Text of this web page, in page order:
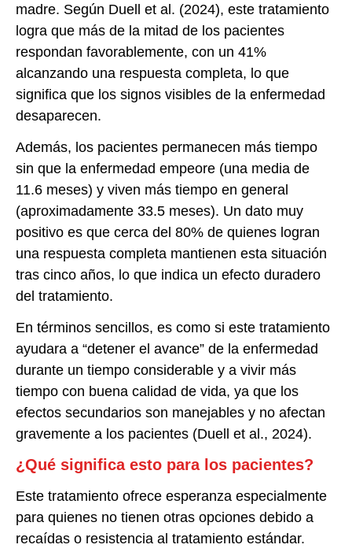
madre. Según Duell et al. (2024), este tratamiento
logra que más de la mitad de los pacientes
respondan favorablemente, con un 41%
alcanzando una respuesta completa, lo que
significa que los signos visibles de la enfermedad
desaparecen.
Además, los pacientes permanecen más tiempo
sin que la enfermedad empeore (una media de
11.6 meses) y viven más tiempo en general
(aproximadamente 33.5 meses). Un dato muy
positivo es que cerca del 80% de quienes logran
una respuesta completa mantienen esta situación
tras cinco años, lo que indica un efecto duradero
del tratamiento.
En términos sencillos, es como si este tratamiento
ayudara a “detener el avance” de la enfermedad
durante un tiempo considerable y a vivir más
tiempo con buena calidad de vida, ya que los
efectos secundarios son manejables y no afectan
gravemente a los pacientes (Duell et al., 2024).
¿Qué significa esto para los pacientes?
Este tratamiento ofrece esperanza especialmente
para quienes no tienen otras opciones debido a
recaídas o resistencia al tratamiento estándar.